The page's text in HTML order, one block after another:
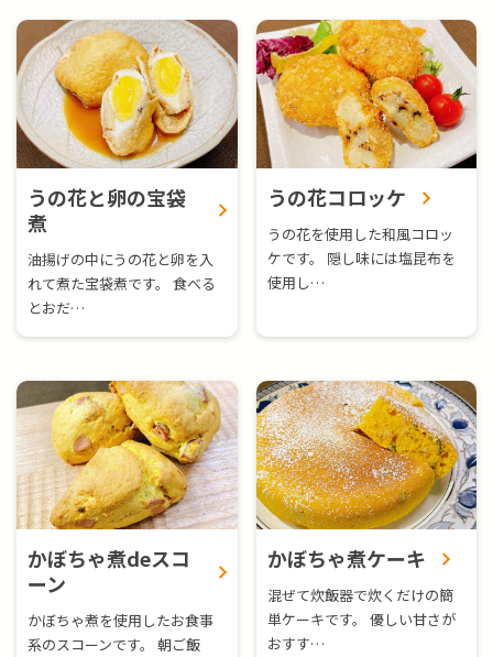
うの花と卵の宝袋
煮
油揚げの中にうの花と卵を入
れて煮た宝袋煮です。 食べる
とおだ…
うの花コロッケ
うの花を使用した和風コロッ
ケです。 隠し味には塩昆布を
使用し…
かぼちゃ煮deスコ
ーン
かぼちゃ煮を使用したお食事
系のスコーンです。 朝ご飯
かぼちゃ煮ケーキ
混ぜて炊飯器で炊くだけの簡
単ケーキです。 優しい甘さが
おすす…